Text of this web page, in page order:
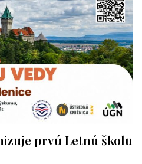
prvú Letnú školu